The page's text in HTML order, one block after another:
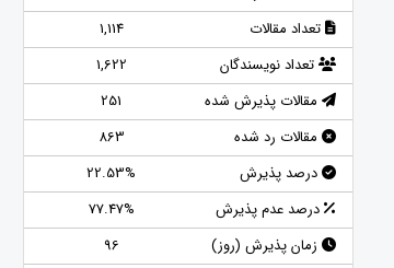
تعداد مقالات
1,114
تعداد نویسندگان
1,622
مقالات پذیرش شده
251
مقالات رد شده
863
درصد پذیرش
22.53%
درصد عدم پذیرش
77.47%
زمان پذیرش (روز)
96